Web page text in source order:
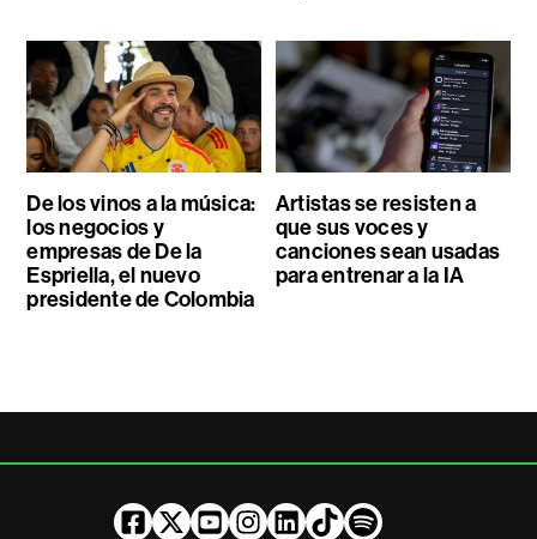
De los vinos a la música:
los negocios y
empresas de De la
Espriella, el nuevo
presidente de Colombia
Artistas se resisten a
que sus voces y
canciones sean usadas
para entrenar a la IA